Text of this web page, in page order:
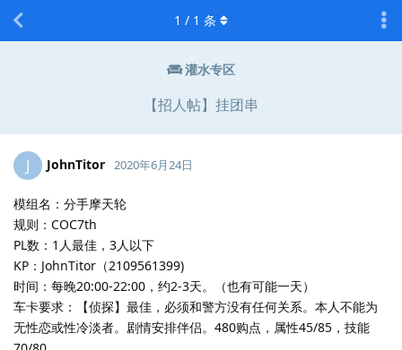
灌水专区
【招人帖】挂团串
1 / 1 条
J JohnTitor 2020年6月24日
模组名：分手摩天轮
规则：COC7th
PL数：1人最佳，3人以下
KP：JohnTitor（2109561399)
时间：每晚20:00-22:00，约2-3天。（也有可能一天）
车卡要求：【侦探】最佳，必须和警方没有任何关系。本人不能为
无性恋或性冷淡者。剧情安排伴侣。480购点，属性45/85，技能